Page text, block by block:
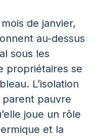
de janvier,
au-dessus
sous les
propriétaires se
L’isolation
pauvre
joue un rôle
et la